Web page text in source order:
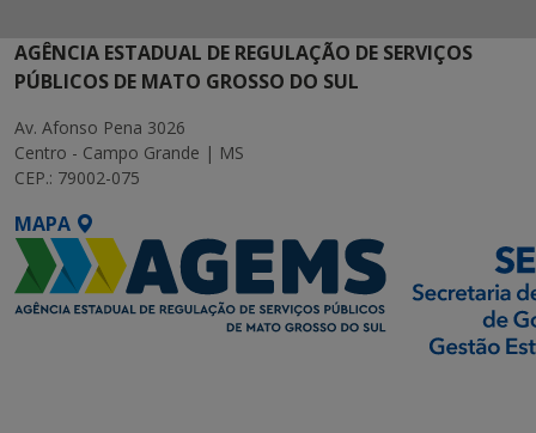
AGÊNCIA ESTADUAL DE REGULAÇÃO DE SERVIÇOS
PÚBLICOS DE MATO GROSSO DO SUL
Av. Afonso Pena 3026
Centro - Campo Grande | MS
CEP.: 79002-075
MAPA